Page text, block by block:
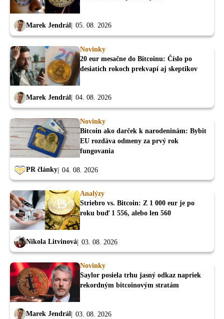
Marek Jendrál 05. 08. 2026
Novinky
20 eur mesačne do Bitcoinu: Číslo po
desiatich rokoch prekvapí aj skeptikov
Marek Jendrál 04. 08. 2026
Novinky
Bitcoin ako darček k narodeninám: Bybit
EU rozdáva odmeny za prvý rok
fungovania
PR články 04. 08. 2026
Analýzy
Striebro vs. Bitcoin: Z 1 000 eur je po
roku buď 1 556, alebo len 560
Nikola Litvinová 03. 08. 2026
Novinky
Saylor posiela trhu jasný odkaz napriek
rekordným bitcoinovým stratám
Marek Jendrál 03. 08. 2026